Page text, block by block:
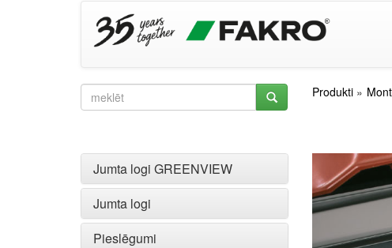
Produkti
Jumta logi GREENVIEW
Jumta logi
Pieslēgumi